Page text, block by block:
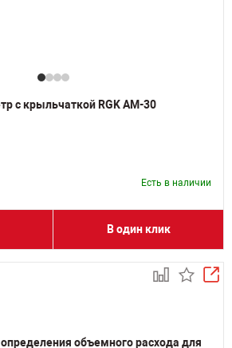
с крыльчаткой RGK AM-30
Есть в наличии
В один клик